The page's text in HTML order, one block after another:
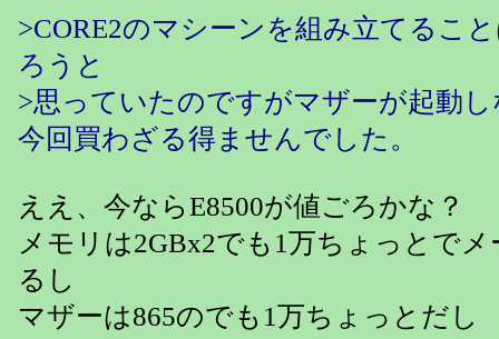
>CORE2のマシーンを組み立てるこ
ろうと
>思っていたのですがマザーが起動
今回買わざる得ませんでした。
ええ、今ならE8500が値ごろかな？
メモリは2GBx2でも1万ちょっとで
るし
マザーは865のでも1万ちょっとだし